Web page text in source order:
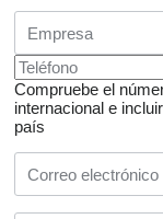
Compruebe el
internacional e
país